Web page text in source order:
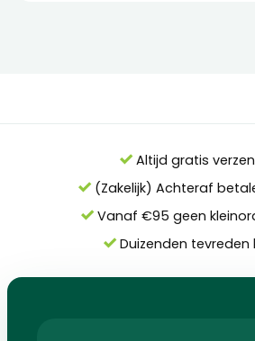
Altijd gratis
(Zakelijk) Achteraf
Vanaf €95 geen
Duizenden tevreden